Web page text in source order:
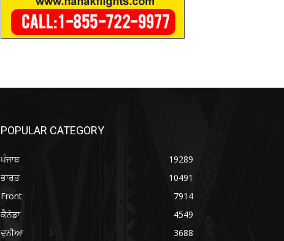
POPULAR CATEGORY
ਪੰਜਾਬ
19289
ਭਾਰਤ
10491
Front
7914
ਕੈਨੇਡਾ
4549
ਦੁਨੀਆ
3688